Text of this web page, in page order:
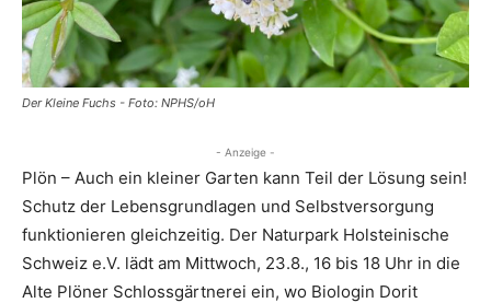
Der Kleine Fuchs - Foto: NPHS/oH
- Anzeige -
Plön – Auch ein kleiner Garten kann Teil der Lösung sein!
Schutz der Lebensgrundlagen und Selbstversorgung
funktionieren gleichzeitig. Der Naturpark Holsteinische
Schweiz e.V. lädt am Mittwoch, 23.8., 16 bis 18 Uhr in die
Alte Plöner Schlossgärtnerei ein, wo Biologin Dorit